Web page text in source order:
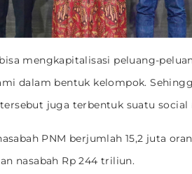
mengkapitalisasi peluang-
dalam bentuk kelompok.
juga terbentuk suatu social
PNM berjumlah 15,2 juta
nasabah Rp 244 triliun.